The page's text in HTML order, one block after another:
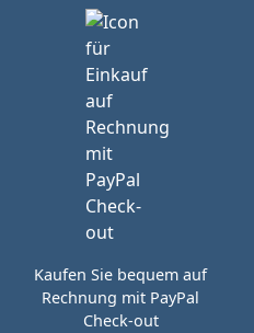
Kaufen Sie bequem auf
Rechnung mit PayPal
Check-out